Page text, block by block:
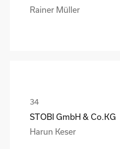
Rainer Müller
STOBI GmbH & Co.KG
Harun Keser